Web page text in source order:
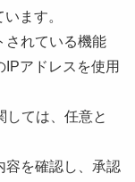
ます。
されている機能
アドレスを使用
しては、任意と
容を確認し、承認